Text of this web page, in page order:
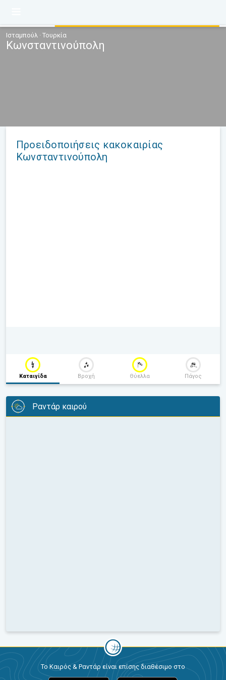
Ισταμπούλ · Τουρκία
Κωνσταντινούπολη
Προειδοποιήσεις κακοκαιρίας
Κωνσταντινούπολη
Καταιγίδα Βροχή Θύελλα Πάγος
Ραντάρ καιρού
Το Καιρός & Ραντάρ είναι επίσης διαθέσιμο στο